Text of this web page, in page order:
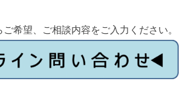
希望、ご相談内容をご入力ください。